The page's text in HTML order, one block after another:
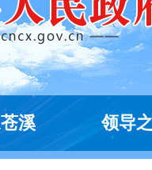
溪 领导